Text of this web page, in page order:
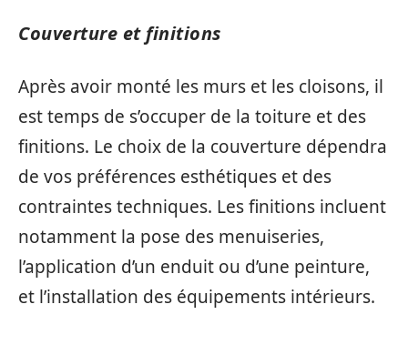
Couverture et finitions
Après avoir monté les murs et les cloisons, il
est temps de s’occuper de la toiture et des
finitions. Le choix de la couverture dépendra
de vos préférences esthétiques et des
contraintes techniques. Les finitions incluent
notamment la pose des menuiseries,
l’application d’un enduit ou d’une peinture,
et l’installation des équipements intérieurs.